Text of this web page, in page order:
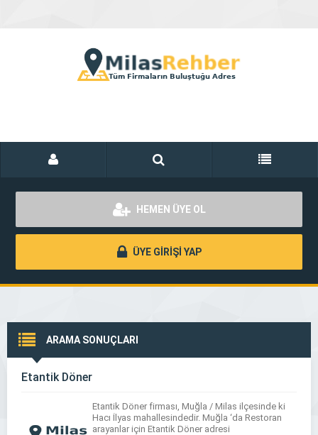
HEMEN ÜYE OL
ÜYE GİRİŞİ YAP
ARAMA SONUÇLARI
Etantik Döner
Etantik Döner firması, Muğla / Milas ilçesinde ki
Hacı İlyas mahallesindedir. Muğla ‘da Restoran
arayanlar için Etantik Döner adresi